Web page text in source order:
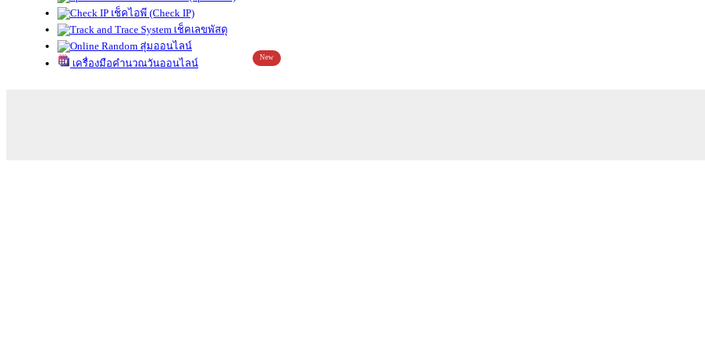
เช็คไอพี (Check IP)
เช็คเลขพัสดุ
สุ่มออนไลน์
เครื่องมือคำนวณวันออนไลน์
New